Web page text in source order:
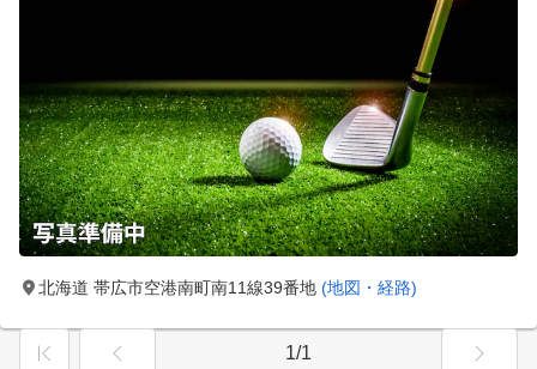
北海道 帯広市空港南町南11線39番地 (地図・経路)
1/1